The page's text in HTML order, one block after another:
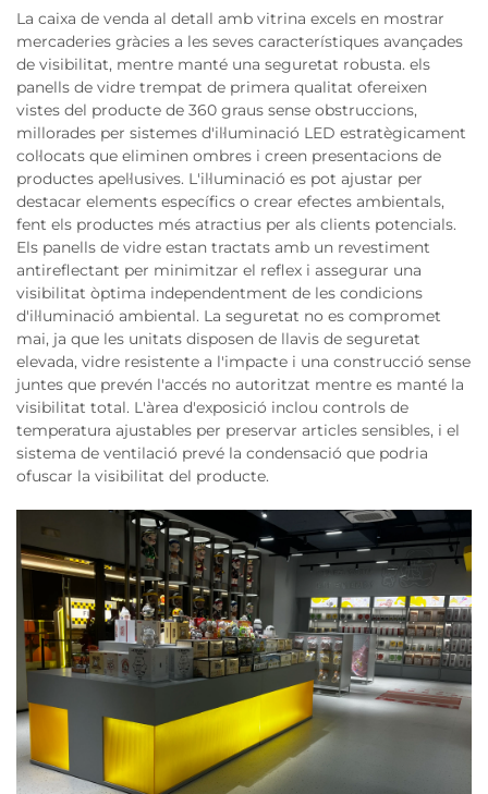
La caixa de venda al detall amb vitrina excels en mostrar
mercaderies gràcies a les seves característiques avançades
de visibilitat, mentre manté una seguretat robusta. els
panells de vidre trempat de primera qualitat ofereixen
vistes del producte de 360 graus sense obstruccions,
millorades per sistemes d'il·luminació LED estratègicament
col·locats que eliminen ombres i creen presentacions de
productes apel·lusives. L'il·luminació es pot ajustar per
destacar elements específics o crear efectes ambientals,
fent els productes més atractius per als clients potencials.
Els panells de vidre estan tractats amb un revestiment
antireflectant per minimitzar el reflex i assegurar una
visibilitat òptima independentment de les condicions
d'il·luminació ambiental. La seguretat no es compromet
mai, ja que les unitats disposen de llavis de seguretat
elevada, vidre resistente a l'impacte i una construcció sense
juntes que prevén l'accés no autoritzat mentre es manté la
visibilitat total. L'àrea d'exposició inclou controls de
temperatura ajustables per preservar articles sensibles, i el
sistema de ventilació prevé la condensació que podria
ofuscar la visibilitat del producte.